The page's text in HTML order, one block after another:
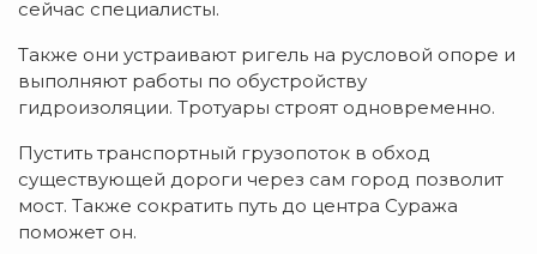
сейчас специалисты.
Также они устраивают ригель на русловой опоре и
выполняют работы по обустройству
гидроизоляции. Тротуары строят одновременно.
Пустить транспортный грузопоток в обход
существующей дороги через сам город позволит
мост. Также сократить путь до центра Суража
поможет он.